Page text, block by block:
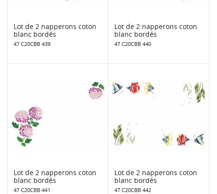
Lot de 2 napperons coton
blanc bordés
47 C20CBB 439
Lot de 2 napperons coton
blanc bordés
47 C20CBB 440
Lot de 2 napperons coton
blanc bordés
47 C20CBB 441
Lot de 2 napperons coton
blanc bordés
47 C20CBB 442